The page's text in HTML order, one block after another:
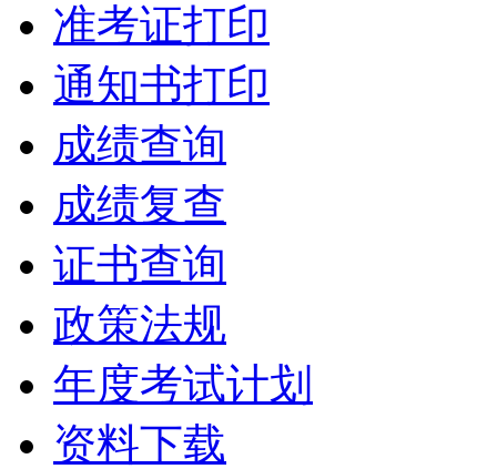
准考证打印
通知书打印
成绩查询
成绩复查
证书查询
政策法规
年度考试计划
资料下载